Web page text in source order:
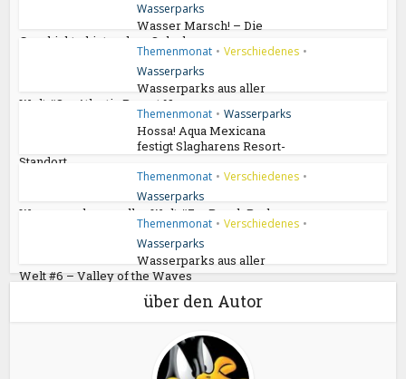
Wasserparks
Wasser Marsch! – Die
Geschichte hinter dem Splash
Themenmonat • Verschiedenes •
Wasserparks
Wasserparks aus aller
Welt #8 – Atlantis Resort Nassau
Themenmonat • Wasserparks
Hossa! Aqua Mexicana
festigt Slagharens Resort-
Standort
Themenmonat • Verschiedenes •
Wasserparks
Wasserparks aus aller Welt #7 – Beach Park
Themenmonat • Verschiedenes •
Wasserparks
Wasserparks aus aller
Welt #6 – Valley of the Waves
über den Autor